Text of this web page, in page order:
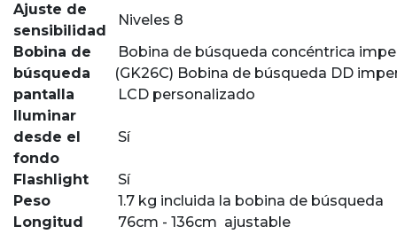
Ajuste de
sensibilidad
Niveles 8
Bobina de
búsqueda
Bobina de búsqueda concéntrica
(GK26C) Bobina de búsqueda DD
pantalla
LCD personalizado
Iluminar
desde el
fondo
Sí
Flashlight
Sí
Peso
1.7 kg incluida la bobina de búsqueda
Longitud
76cm - 136cm ajustable